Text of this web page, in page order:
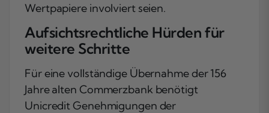
Wertpapiere involviert seien.
Aufsichtsrechtliche Hürden für
weitere Schritte
Für eine vollständige Übernahme der 156
Jahre alten Commerzbank benötigt
Unicredit Genehmigungen der